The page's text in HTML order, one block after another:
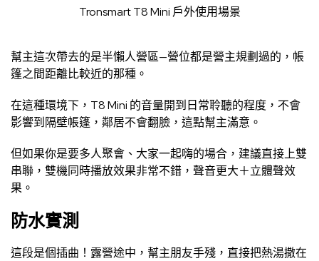
Tronsmart T8 Mini 戶外使用場景
幫主這次帶去的是半懶人營區—營位都是營主規劃過的，帳
篷之間距離比較近的那種。
在這種環境下，T8 Mini 的音量開到日常聆聽的程度，不會
影響到隔壁帳篷，鄰居不會翻臉，這點幫主滿意。
但如果你是要多人聚會、大家一起嗨的場合，建議直接上雙
串聯，雙機同時播放效果非常不錯，聲音更大＋立體聲效
果。
防水實測
這段是個插曲！露營途中，幫主朋友手殘，直接把熱湯撒在